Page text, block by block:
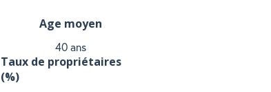
Age moyen
40 ans
Taux de propriétaires
(%)